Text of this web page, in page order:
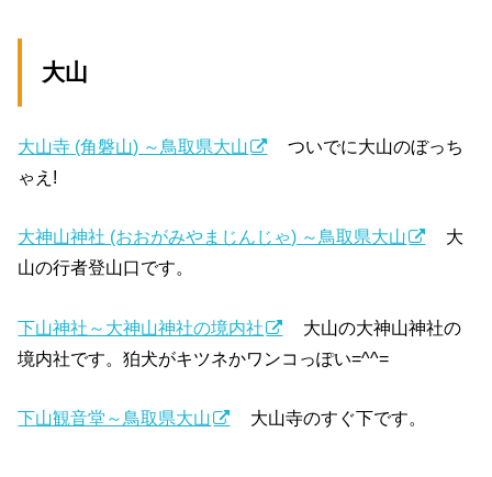
大山
大山寺 (角磐山) ～鳥取県大山
ついでに大山のぼっち
ゃえ!
大神山神社 (おおがみやまじんじゃ) ～鳥取県大山
大
山の行者登山口です。
下山神社～大神山神社の境内社
大山の大神山神社の
境内社です。狛犬がキツネかワンコっぽい=^^=
下山観音堂～鳥取県大山 大山寺のすぐ下です。